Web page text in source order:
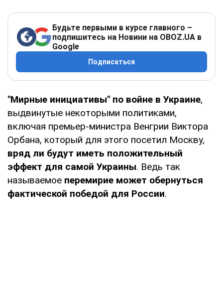
Будьте первыми в курсе главного –
подпишитесь на Новини на OBOZ.UA в
Google
Подписаться
"Мирные инициативы" по войне в Украине,
выдвинутые некоторыми политиками,
включая премьер-министра Венгрии Виктора
Орбана, который для этого посетил Москву,
вряд ли будут иметь положительный
эффект для самой Украины. Ведь так
называемое перемирие может обернуться
фактической победой для России.